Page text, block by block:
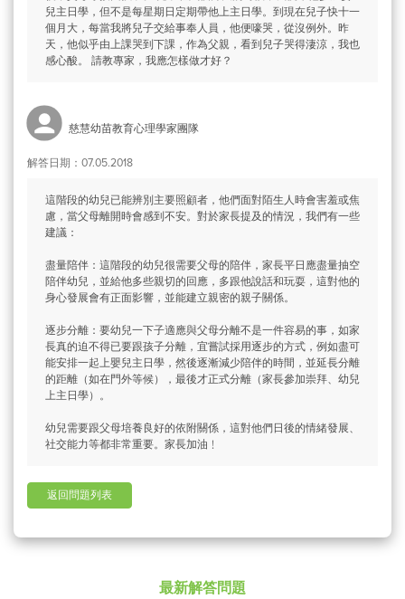
兒主日學，但不是每星期日定期帶他上主日學。到現在兒子快十一
個月大，每當我將兒子交給事奉人員，他便嚎哭，從沒例外。昨
天，他似乎由上課哭到下課，作為父親，看到兒子哭得淒涼，我也
感心酸。 請教專家，我應怎樣做才好？
慈慧幼苗教育心理學家團隊
解答日期：07.05.2018
這階段的幼兒已能辨別主要照顧者，他們面對陌生人時會害羞或焦
慮，當父母離開時會感到不安。對於家長提及的情況，我們有一些
建議：
盡量陪伴：這階段的幼兒很需要父母的陪伴，家長平日應盡量抽空
陪伴幼兒，並給他多些親切的回應，多跟他說話和玩耍，這對他的
身心發展會有正面影響，並能建立親密的親子關係。
逐步分離：要幼兒一下子適應與父母分離不是一件容易的事，如家
長真的迫不得已要跟孩子分離，宜嘗試採用逐步的方式，例如盡可
能安排一起上嬰兒主日學，然後逐漸減少陪伴的時間，並延長分離
的距離（如在門外等候），最後才正式分離（家長參加崇拜、幼兒
上主日學）。
幼兒需要跟父母培養良好的依附關係，這對他們日後的情緒發展、
社交能力等都非常重要。家長加油﹗
返回問題列表
最新解答問題